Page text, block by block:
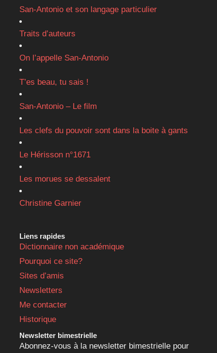
San-Antonio et son langage particulier
Traits d’auteurs
On l’appelle San-Antonio
T’es beau, tu sais !
San-Antonio – Le film
Les clefs du pouvoir sont dans la boite à gants
Le Hérisson n°1671
Les morues se dessalent
Christine Garnier
Liens rapides
Dictionnaire non académique
Pourquoi ce site?
Sites d’amis
Newsletters
Me contacter
Historique
Newsletter bimestrielle
Abonnez-vous à la newsletter bimestrielle pour